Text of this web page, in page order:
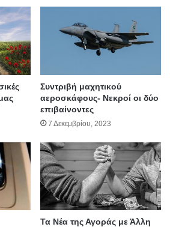
Συντριβή μαχητικού
αεροσκάφους- Νεκροί οι δύο
επιβαίνοντες
7 Δεκεμβρίου, 2023
Τα Νέα της Αγοράς με Άλλη